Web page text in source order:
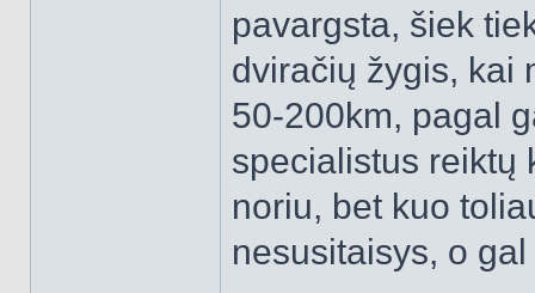
pavargsta, šiek
dviračių žygis, kai
50-200km, pagal
specialistus reiktų
noriu, bet kuo
nesusitaisys, o